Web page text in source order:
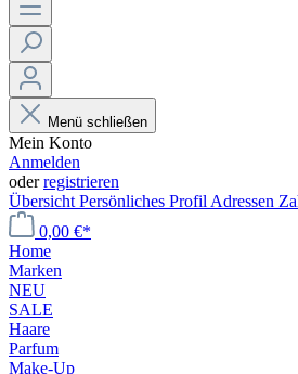
Menü schließen
Mein Konto
Anmelden
oderregistrieren
Übersicht Persönliches Profil Adressen
0,00 €*
Home
Marken
NEU
SALE
Haare
Parfum
Make-Up